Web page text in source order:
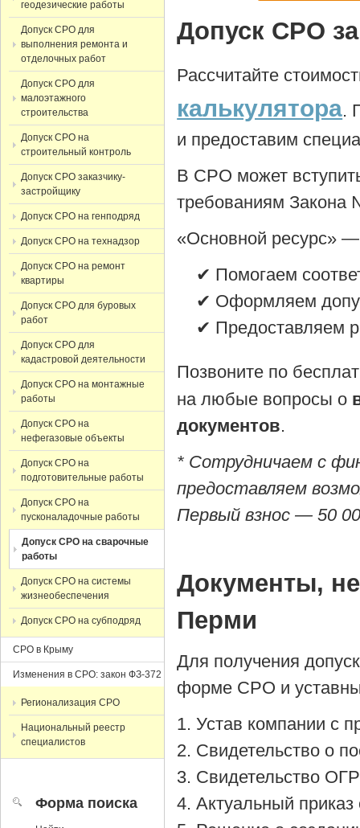
Допуск СРО
Рассчитайте
калькулятора.
и предоставим
В СРО может
требованиям Закона
«Основной ресурс»
✔ Помогаем
✔ Оформляем
✔ Предоставляем
Позвоните по
на любые вопросы о
документов.
* Сотрудничаем с
предоставляем
Первый взнос — 50
Документы,
Перми
Для получения
форме СРО и
Устав компании с
Cвидетельство о
Cвидетельство
Актуальный приказ
геодезические работы
Допуск СРО для
выполнения ремонта и
отделочных работ
Допуск СРО для
малоэтажного
строительства
Допуск СРО на
строительный контроль
Допуск СРО заказчику-
застройщику
Допуск СРО на генподряд
Допуск СРО на технадзор
Допуск СРО на ремонт
квартиры
Допуск СРО для буровых
работ
Допуск СРО для
кадастровой деятельности
Допуск СРО на монтажные
работы
Допуск СРО на
нефегазовые объекты
Допуск СРО на
подготовительные работы
Допуск СРО на
пусконаладочные работы
Допуск СРО на сварочные
работы
Допуск СРО на системы
жизнеобеспечения
Допуск СРО на субподряд
СРО в Крыму
Изменения в СРО: закон ФЗ-372
Регионализация СРО
Национальный реестр
специалистов
Форма поиска